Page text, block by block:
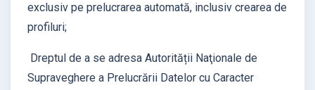
exclusiv pe prelucrarea automată, inclusiv crearea de
profiluri;
Dreptul de a se adresa Autorității Naţionale de
Supraveghere a Prelucrării Datelor cu Caracter